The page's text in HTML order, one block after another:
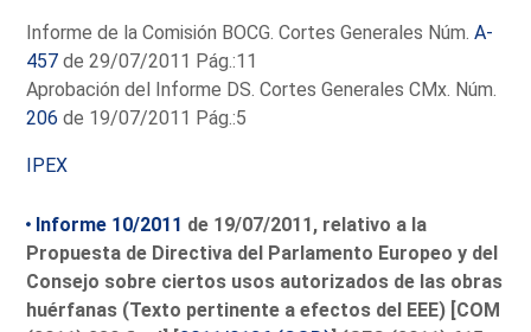
Informe de la Comisión BOCG. Cortes Generales Núm.A-
457 de 29/07/2011 Pág.:11
Aprobación del Informe DS. Cortes Generales CMx. Núm.
206 de 19/07/2011 Pág.:5
IPEX
Informe 10/2011 de 19/07/2011, relativo a la
Propuesta de Directiva del Parlamento Europeo y del
Consejo sobre ciertos usos autorizados de las obras
huérfanas (Texto pertinente a efectos del EEE) [COM